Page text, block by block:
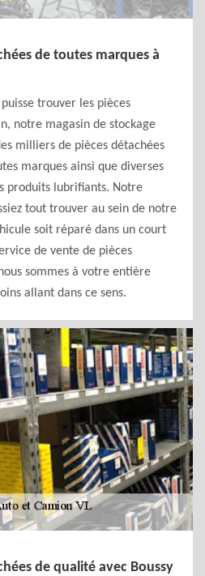
de toutes marques à
trouver les pièces
notre magasin de stockage
milliers de pièces détachées
marques ainsi que diverses
produits lubrifiants. Notre
tout trouver au sein de notre
soit réparé dans un court
de vente de pièces
sommes à votre entière
allant dans ce sens.
de qualité avec Boussy